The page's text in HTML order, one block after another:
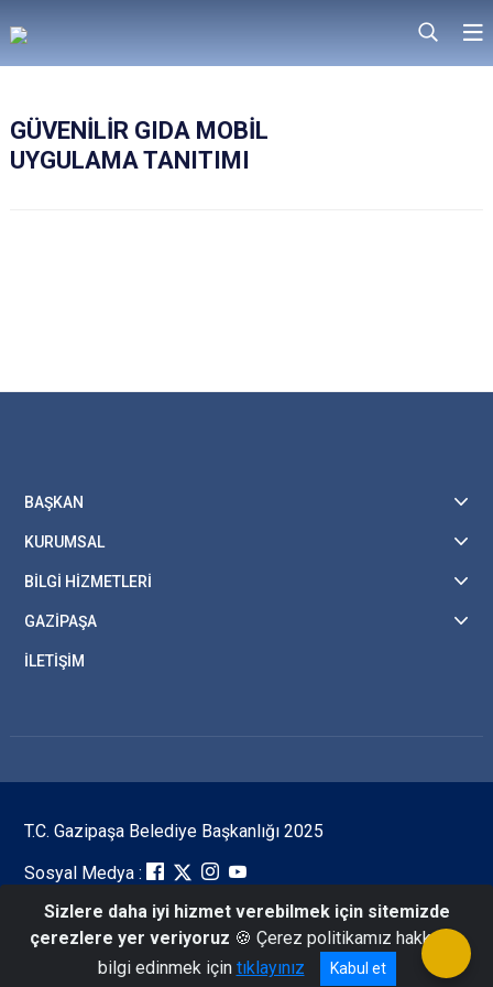
GÜVENİLİR GIDA MOBİL
UYGULAMA TANITIMI
BAŞKAN
KURUMSAL
BİLGİ HİZMETLERİ
GAZİPAŞA
İLETİŞİM
T.C. Gazipaşa Belediye Başkanlığı 2025
Sosyal Medya :
Bilgi İşlem & Basın Yayın 0 242 572 10 13 - 145 (İSAY)
Sizlere daha iyi hizmet verebilmek için sitemizde
çerezlere yer veriyoruz 🍪 Çerez politikamız hakkında
bilgi edinmek için tıklayınız Kabul et